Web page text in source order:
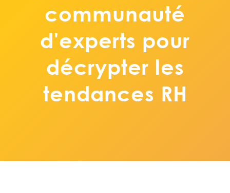
communauté
d'experts pour
décrypter les
tendances RH